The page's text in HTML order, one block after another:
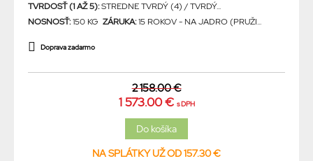
TVRDOSŤ (1 AŽ 5):STREDNE TVRDÝ (4) / TVRDÝ...
NOSNOSŤ:150 KG ZÁRUKA:15 ROKOV - NA JADRO (PRUŽI...
Doprava zadarmo
2 158.00 €
1 573.00 € s DPH
NA SPLÁTKY UŽ OD 157.30 €